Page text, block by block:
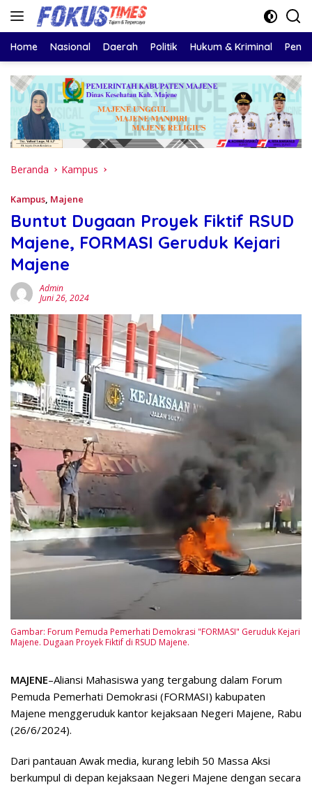
Langsung
Home Nasional Daerah Politik Hukum & Kriminal
Beranda Kampus
Kampus, Majene
Buntut Dugaan Proyek Fiktif RSUD
Majene, FORMASI Geruduk Kejari
Majene
Admin
Juni 26, 2024
Gambar: Forum Pemuda Pemerhati Demokrasi "FORMASI" Geruduk Kejari
Majene. Dugaan Proyek Fiktif di RSUD Majene.
MAJENE–Aliansi Mahasiswa yang tergabung dalam Forum
Pemuda Pemerhati Demokrasi (FORMASI) kabupaten
Majene menggeruduk kantor kejaksaan Negeri Majene, Rabu
(26/6/2024).
Dari pantauan Awak media, kurang lebih 50 Massa Aksi
berkumpul di depan kejaksaan Negeri Majene dengan secara